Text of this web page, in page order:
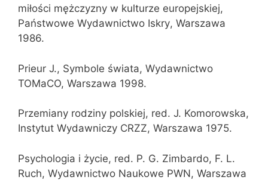
miłości mężczyzny w kulturze europejskiej,
Państwowe Wydawnictwo Iskry, Warszawa
1986.
Prieur J., Symbole świata, Wydawnictwo
TOMaCO, Warszawa 1998.
Przemiany rodziny polskiej, red. J. Komorowska,
Instytut Wydawniczy CRZZ, Warszawa 1975.
Psychologia i życie, red. P. G. Zimbardo, F. L.
Ruch, Wydawnictwo Naukowe PWN, Warszawa